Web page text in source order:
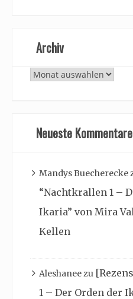
Archiv
Archiv
Neueste Kommentare
Mandys Buecherecke
“Nachtkrallen 1 –
Ikaria” von Mira
Kellen
Aleshaneezu
1 – Der Orden der